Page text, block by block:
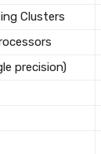
Clusters
precision)